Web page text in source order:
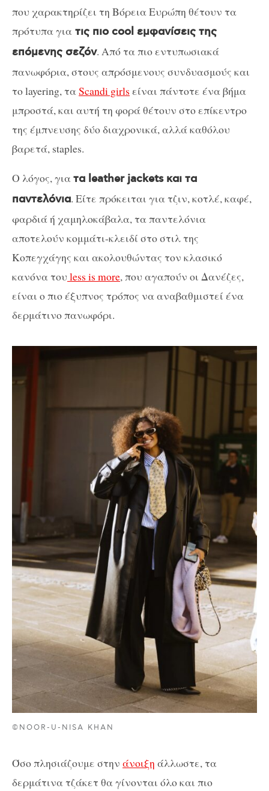
που χαρακτηρίζει τη Βόρεια Ευρώπη θέτουν τα
πρότυπα για τις πιο cool εμφανίσεις της
επόμενης σεζόν. Aπό τα πιο εντυπωσιακά
πανωφόρια, στους απρόσμενους συνδυασμούς και
το layering, ταScandi girls είναι πάντοτε ένα βήμα
μπροστά, και αυτή τη φορά θέτουν στο επίκεντρο
της έμπνευσης δύο διαχρονικά, αλλά καθόλου
βαρετά, staples.
Ο λόγος, γιατα leather jackets και τα
παντελόνια. Είτε πρόκειται για τζιν, κοτλέ, καφέ,
φαρδιά ή χαμηλοκάβαλα, τα παντελόνια
αποτελούν κομμάτι-κλειδί στο στιλ της
Κοπεγχάγης και ακολουθώντας τον κλασικό
κανόνα του less is more, που αγαπούν οι Δανέζες,
είναι ο πιο έξυπνος τρόπος να αναβαθμιστεί ένα
δερμάτινο πανωφόρι.
©NOOR-U-NISA KHAN
Όσο πλησιάζουμε στην άνοιξη άλλωστε, τα
δερμάτινα τζάκετ θα γίνονται όλο και πιο